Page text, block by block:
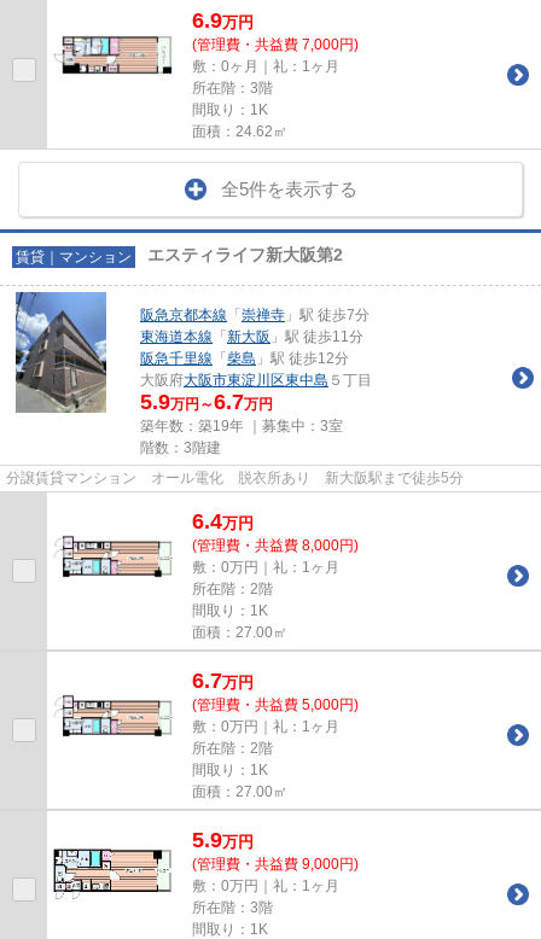
6.9万円
(管理費・共益費 7,000円)
敷：0ヶ月｜礼：1ヶ月
所在階：3階
間取り：1K
面積：24.62㎡
全5件を表示する
賃貸｜マンション エスティライフ新大阪第2
阪急京都本線 「 崇禅寺 」駅 徒歩7分
東海道本線 「 新大阪 」駅 徒歩11分
阪急千里線 「 柴島 」駅 徒歩12分
大阪府大阪市東淀川区東中島 ５丁目
5.9万円～6.7万円
築年数：築19年 ｜募集中： 3室
階数：3階建
分譲賃貸マンション オール電化 脱衣所あり 新大阪駅まで徒歩5分
6.4万円
(管理費・共益費 8,000円)
敷：0万円｜礼：1ヶ月
所在階：2階
間取り：1K
面積：27.00㎡
6.7万円
(管理費・共益費 5,000円)
敷：0万円｜礼：1ヶ月
所在階：2階
間取り：1K
面積：27.00㎡
5.9万円
(管理費・共益費 9,000円)
敷：0万円｜礼：1ヶ月
所在階：3階
間取り：1K